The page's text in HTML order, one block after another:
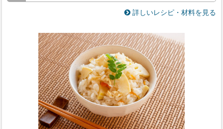
詳しいレシピ・材料を見る